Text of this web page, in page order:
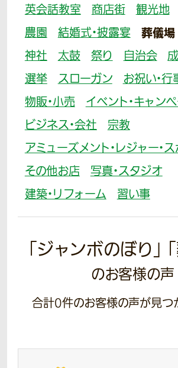
英会話教室
商店街 観光地
農園
結婚式・披露宴 葬儀場
神社
太鼓 祭り 自治会
選挙
スローガン
お祝い・行
物販・小売
イベント・キャン
ビジネス・会社
宗教
アミューズメント・レジャー・
その他お店
写真・スタジオ
建築・リフォーム
習い事
「ジャンボのぼり」
のお客様の声
合計0件のお客様の声が見つ